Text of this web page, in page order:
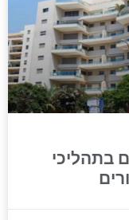
בתהליכי